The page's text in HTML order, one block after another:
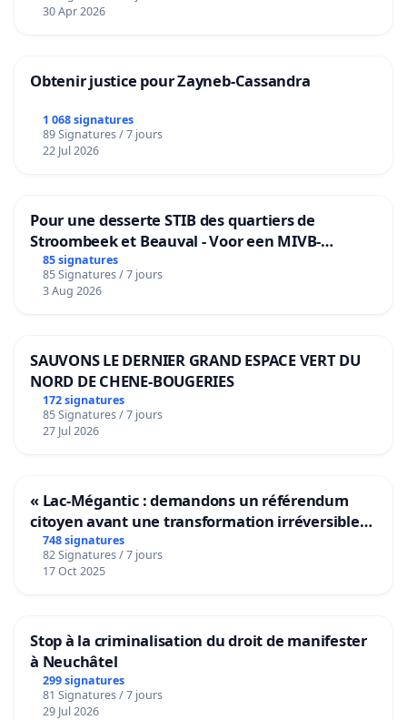
30 Apr 2026
Obtenir justice pour Zayneb-Cassandra
1 068 signatures
89 Signatures / 7 jours
22 Jul 2026
Pour une desserte STIB des quartiers de
Stroombeek et Beauval - Voor een MIVB-
bediening van de wijken Strombeek en Het
Voor
85 signatures
85 Signatures / 7 jours
3 Aug 2026
SAUVONS LE DERNIER GRAND ESPACE VERT DU
NORD DE CHENE-BOUGERIES
172 signatures
85 Signatures / 7 jours
27 Jul 2026
« Lac-Mégantic : demandons un référendum
citoyen avant une transformation irréversible
de notre territoire »
748 signatures
82 Signatures / 7 jours
17 Oct 2025
Stop à la criminalisation du droit de manifester
à Neuchâtel
299 signatures
81 Signatures / 7 jours
29 Jul 2026